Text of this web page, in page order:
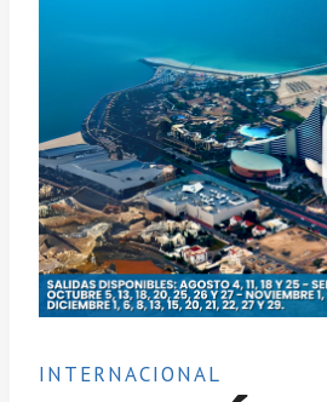
INTERNACIONAL